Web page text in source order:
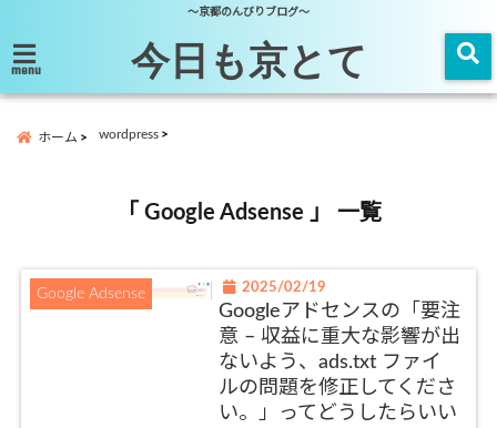
～京都のんびりブログ～
menu 今日も京とて
ホーム wordpress
「 Google Adsense 」 一覧
Google Adsense 2025/02/19
Googleアドセンスの「要注
意 – 収益に重大な影響が出
ないよう、ads.txt ファイ
ルの問題を修正してくださ
い。」ってどうしたらいい